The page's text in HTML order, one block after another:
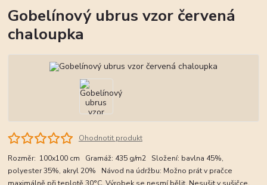
Gobelínový ubrus vzor červená
chaloupka
Ohodnotit produkt
Rozměr: 100x100 cm Gramáž: 435 g/m2 Složení: bavlna 45%,
polyester 35%, akryl 20% Návod na údržbu: Možno prát v pračce
maximálně při teplotě 30°C. Výrobek se nesmí bělit. Nesušit v sušičce.